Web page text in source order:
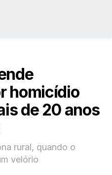
homicídio
de 20 anos
rural, quando o
velório